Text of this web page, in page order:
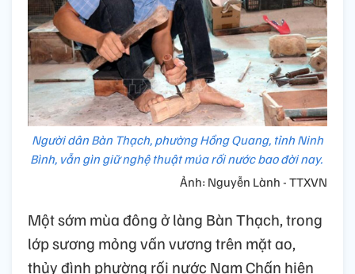
Người dân Bàn Thạch, phường Hồng Quang, tỉnh Ninh
Bình, vẫn gìn giữ nghệ thuật múa rối nước bao đời nay.
Ảnh: Nguyễn Lành - TTXVN
Một sớm mùa đông ở làng Bàn Thạch, trong
lớp sương mỏng vấn vương trên mặt ao,
thủy đình phường rối nước Nam Chấn hiện